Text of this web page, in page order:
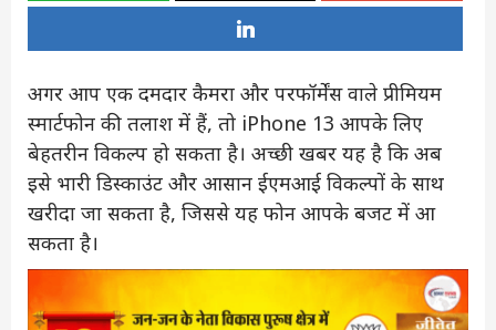
अगर आप एक दमदार कैमरा और परफॉर्मेंस वाले प्रीमियम
स्मार्टफोन की तलाश में हैं, तो iPhone 13 आपके लिए
बेहतरीन विकल्प हो सकता है। अच्छी खबर यह है कि अब
इसे भारी डिस्काउंट और आसान ईएमआई विकल्पों के साथ
खरीदा जा सकता है, जिससे यह फोन आपके बजट में आ
सकता है।